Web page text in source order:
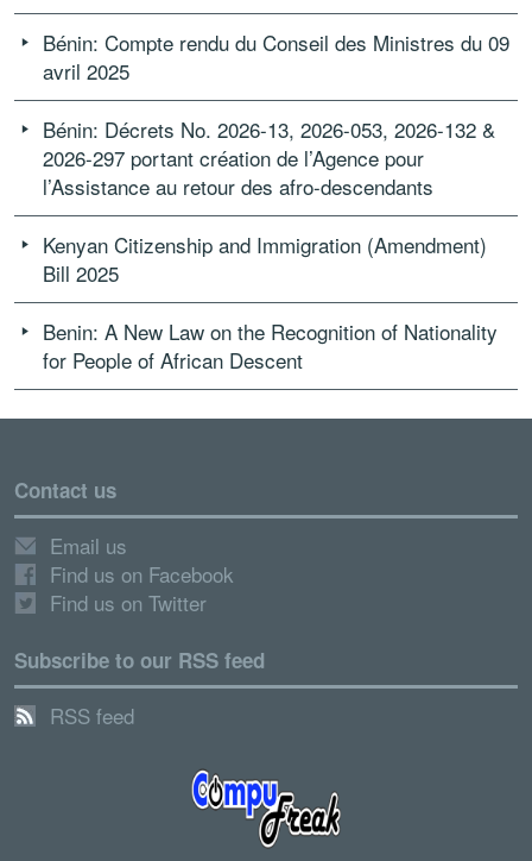
Bénin: Compte rendu du Conseil des Ministres du 09
avril 2025
Bénin: Décrets No. 2026-13, 2026-053, 2026-132 &
2026-297 portant création de l’Agence pour
l’Assistance au retour des afro-descendants
Kenyan Citizenship and Immigration (Amendment)
Bill 2025
Benin: A New Law on the Recognition of Nationality
for People of African Descent
Contact us
Email us
Find us on Facebook
Find us on Twitter
Subscribe to our RSS feed
RSS feed